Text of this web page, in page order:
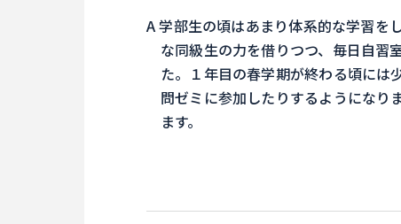
学部生の頃はあまり体系的な学習を
な同級生の力を借りつつ、毎日自習
た。１年目の春学期が終わる頃には
問ゼミに参加したりするようになり
ます。